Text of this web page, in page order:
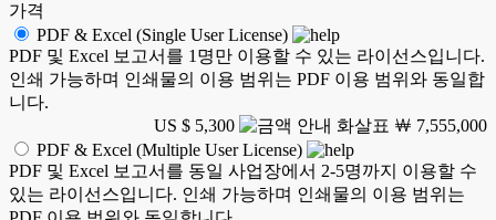
가격
PDF & Excel (Single User License)
PDF 및 Excel 보고서를 1명만 이용할 수 있는 라이선스입니다.
인쇄 가능하며 인쇄물의 이용 범위는 PDF 이용 범위와 동일합
니다.
US $ 5,300
￦ 7,555,000
PDF & Excel (Multiple User License)
PDF 및 Excel 보고서를 동일 사업장에서 2-5명까지 이용할 수
있는 라이선스입니다. 인쇄 가능하며 인쇄물의 이용 범위는